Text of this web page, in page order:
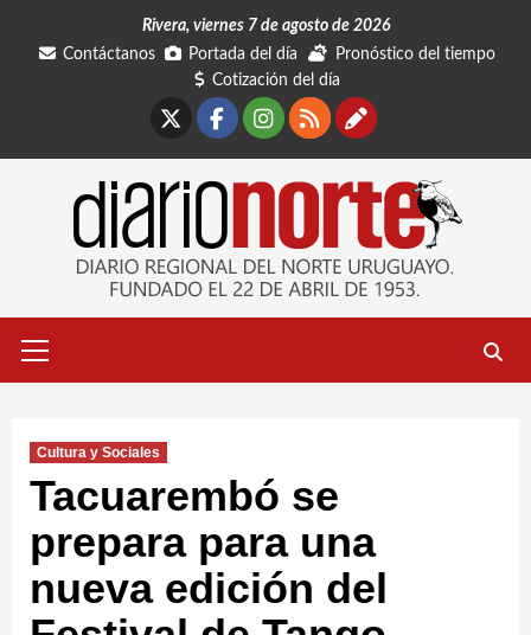
Rivera, viernes 7 de agosto de 2026
Contáctanos
Portada del día
Pronóstico del tiempo
Cotización del día
Facebook
Instagram
RSSContáctanos
primario
Cultura y Sociales
Tacuarembó se
prepara para una
nueva edición del